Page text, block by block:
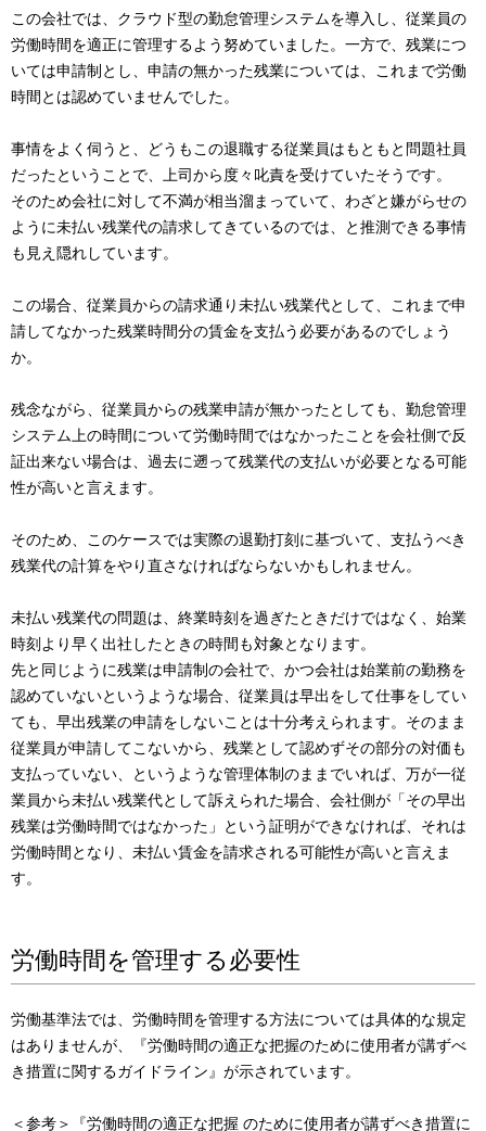
この会社では、クラウド型の勤怠管理システムを導入し、従業員の
労働時間を適正に管理するよう努めていました。一方で、残業につ
いては申請制とし、申請の無かった残業については、これまで労働
時間とは認めていませんでした。
事情をよく伺うと、どうもこの退職する従業員はもともと問題社員
だったということで、上司から度々叱責を受けていたそうです。
そのため会社に対して不満が相当溜まっていて、わざと嫌がらせの
ように未払い残業代の請求してきているのでは、と推測できる事情
も見え隠れしています。
この場合、従業員からの請求通り未払い残業代として、これまで申
請してなかった残業時間分の賃金を支払う必要があるのでしょう
か。
残念ながら、従業員からの残業申請が無かったとしても、勤怠管理
システム上の時間について労働時間ではなかったことを会社側で反
証出来ない場合は、過去に遡って残業代の支払いが必要となる可能
性が高いと言えます。
そのため、このケースでは実際の退勤打刻に基づいて、支払うべき
残業代の計算をやり直さなければならないかもしれません。
未払い残業代の問題は、終業時刻を過ぎたときだけではなく、始業
時刻より早く出社したときの時間も対象となります。
先と同じように残業は申請制の会社で、かつ会社は始業前の勤務を
認めていないというような場合、従業員は早出をして仕事をしてい
ても、早出残業の申請をしないことは十分考えられます。そのまま
従業員が申請してこないから、残業として認めずその部分の対価も
支払っていない、というような管理体制のままでいれば、万が一従
業員から未払い残業代として訴えられた場合、会社側が「その早出
残業は労働時間ではなかった」という証明ができなければ、それは
労働時間となり、未払い賃金を請求される可能性が高いと言えま
す。
労働時間を管理する必要性
労働基準法では、労働時間を管理する方法については具体的な規定
はありませんが、『労働時間の適正な把握のために使用者が講ずべ
き措置に関するガイドライン』が示されています。
＜参考＞『労働時間の適正な把握 のために使用者が講ずべき措置に